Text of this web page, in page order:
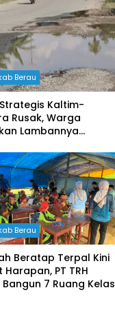
Berau
Kaltim-
Rusak, Warga
Lambannya
Berau
Beratap Terpal Kini
Harapan, PT TRH
7 Ruang Kelas